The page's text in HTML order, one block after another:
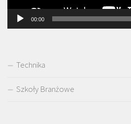
00:00
Technika
Szkoły Branżowe